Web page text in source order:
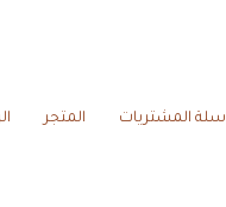
المتجر سلة المشتريات